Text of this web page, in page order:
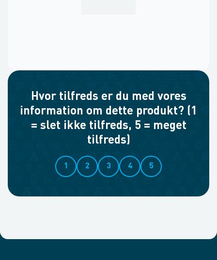
Hvor tilfreds er du med vores
information om dette produkt? (1
= slet ikke tilfreds, 5 = meget
tilfreds)
1 2 3 4 5